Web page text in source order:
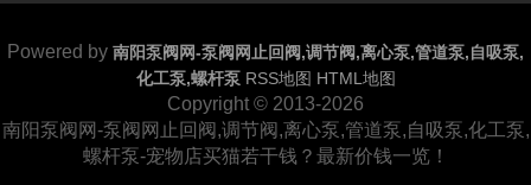
Powered by 南阳泵阀网-泵阀网止回阀,调节阀,离心泵,管道泵,自吸泵,
化工泵,螺杆泵 RSS地图 HTML地图
Copyright © 2013-2026
南阳泵阀网-泵阀网止回阀,调节阀,离心泵,管道泵,自吸泵,化工泵,
螺杆泵-宠物店买猫若干钱？最新价钱一览！